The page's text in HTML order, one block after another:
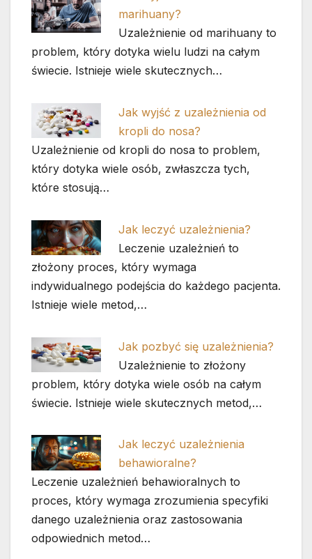
marihuany?
Uzależnienie od marihuany to
problem, który dotyka wielu ludzi na całym
świecie. Istnieje wiele skutecznych…
Jak wyjść z uzależnienia od
kropli do nosa?
Uzależnienie od kropli do nosa to problem,
który dotyka wiele osób, zwłaszcza tych,
które stosują…
Jak leczyć uzależnienia?
Leczenie uzależnień to
złożony proces, który wymaga
indywidualnego podejścia do każdego pacjenta.
Istnieje wiele metod,…
Jak pozbyć się uzależnienia?
Uzależnienie to złożony
problem, który dotyka wiele osób na całym
świecie. Istnieje wiele skutecznych metod,…
Jak leczyć uzależnienia
behawioralne?
Leczenie uzależnień behawioralnych to
proces, który wymaga zrozumienia specyfiki
danego uzależnienia oraz zastosowania
odpowiednich metod…